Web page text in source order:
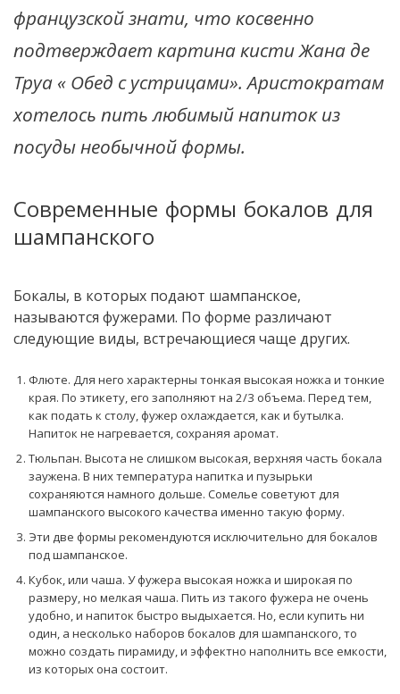
французской знати, что косвенно
подтверждает картина кисти Жана де
Труа « Обед с устрицами». Аристократам
хотелось пить любимый напиток из
посуды необычной формы.
Современные формы бокалов для
шампанского
Бокалы, в которых подают шампанское,
называются фужерами. По форме различают
следующие виды, встречающиеся чаще других.
Флюте. Для него характерны тонкая высокая ножка и тонкие
края. По этикету, его заполняют на 2/3 объема. Перед тем,
как подать к столу, фужер охлаждается, как и бутылка.
Напиток не нагревается, сохраняя аромат.
Тюльпан. Высота не слишком высокая, верхняя часть бокала
заужена. В них температура напитка и пузырьки
сохраняются намного дольше. Сомелье советуют для
шампанского высокого качества именно такую форму.
Эти две формы рекомендуются исключительно для бокалов
под шампанское.
Кубок, или чаша. У фужера высокая ножка и широкая по
размеру, но мелкая чаша. Пить из такого фужера не очень
удобно, и напиток быстро выдыхается. Но, если купить ни
один, а несколько наборов бокалов для шампанского, то
можно создать пирамиду, и эффектно наполнить все емкости,
из которых она состоит.